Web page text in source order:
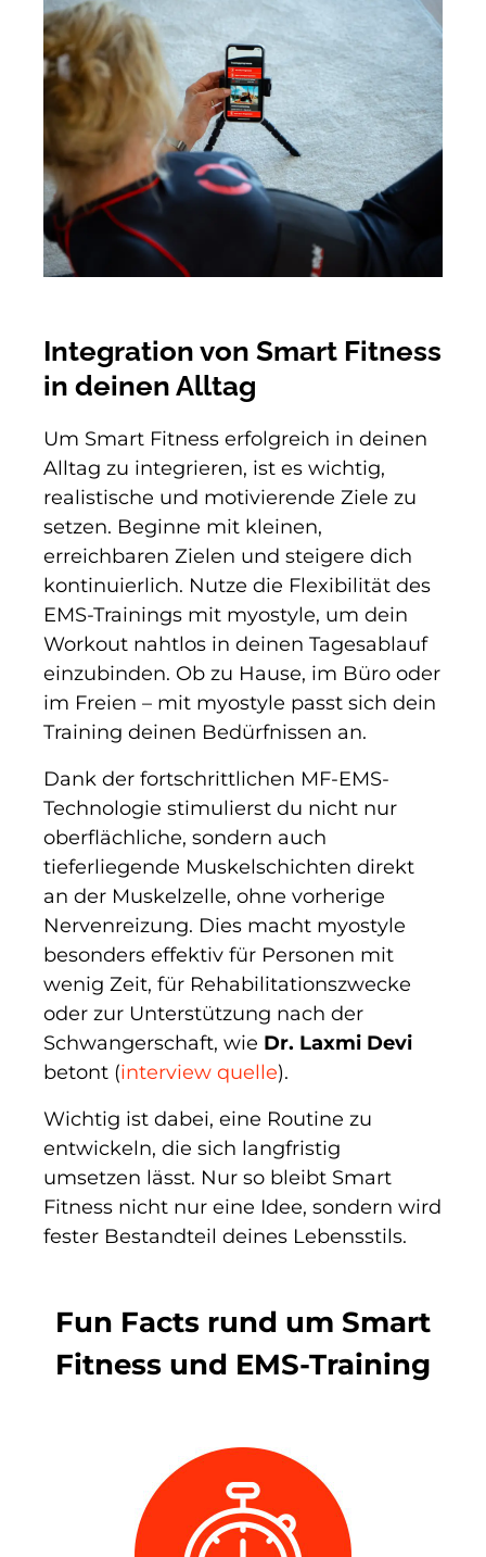
Integration von Smart Fitness
in deinen Alltag
Um Smart Fitness erfolgreich in deinen
Alltag zu integrieren, ist es wichtig,
realistische und motivierende Ziele zu
setzen. Beginne mit kleinen,
erreichbaren Zielen und steigere dich
kontinuierlich. Nutze die Flexibilität des
EMS-Trainings mit myostyle, um dein
Workout nahtlos in deinen Tagesablauf
einzubinden. Ob zu Hause, im Büro oder
im Freien – mit myostyle passt sich dein
Training deinen Bedürfnissen an.
Dank der fortschrittlichen MF-EMS-
Technologie stimulierst du nicht nur
oberflächliche, sondern auch
tieferliegende Muskelschichten direkt
an der Muskelzelle, ohne vorherige
Nervenreizung. Dies macht myostyle
besonders effektiv für Personen mit
wenig Zeit, für Rehabilitationszwecke
oder zur Unterstützung nach der
Schwangerschaft, wie Dr. Laxmi Devi
betont (interview quelle).
Wichtig ist dabei, eine Routine zu
entwickeln, die sich langfristig
umsetzen lässt. Nur so bleibt Smart
Fitness nicht nur eine Idee, sondern wird
fester Bestandteil deines Lebensstils.
Fun Facts rund um Smart
Fitness und EMS-Training